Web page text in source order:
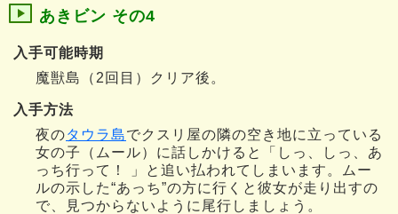
あきビン その4
入手可能時期
魔獣島（2回目）クリア後。
入手方法
夜のタウラ島でクスリ屋の隣の空き地に立っている
女の子（ムール）に話しかけると「しっ、しっ、あ
っち行って！ 」と追い払われてしまいます。ムー
ルの示した“あっち”の方に行くと彼女が走り出すの
で、見つからないように尾行しましょう。